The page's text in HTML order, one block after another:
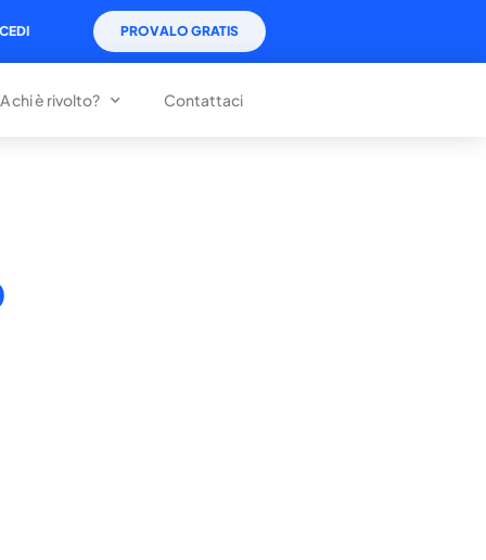
PROVALO GRATIS
A chi è rivolto? Contattaci